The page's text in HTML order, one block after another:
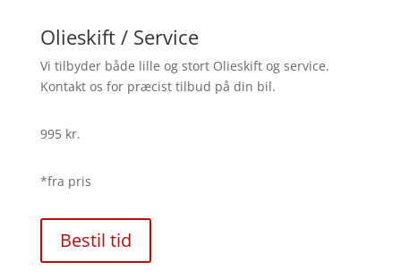
Olieskift / Service
Vi tilbyder både lille og stort Olieskift og service.
Kontakt os for præcist tilbud på din bil.
995 kr.
*fra pris
Bestil tid